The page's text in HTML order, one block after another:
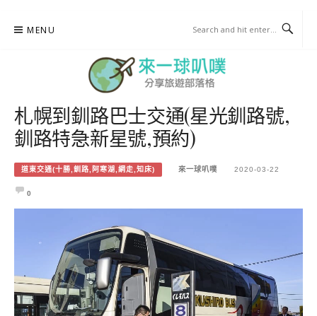
MENU
來一球叭噗
分享日本自助部落格
札幌到釧路巴士交通(星光釧路號,
釧路特急新星號,預約)
道東交通(十勝,釧路,阿寒湖,網走,知床) 來一球叭噗 2020-03-22
0